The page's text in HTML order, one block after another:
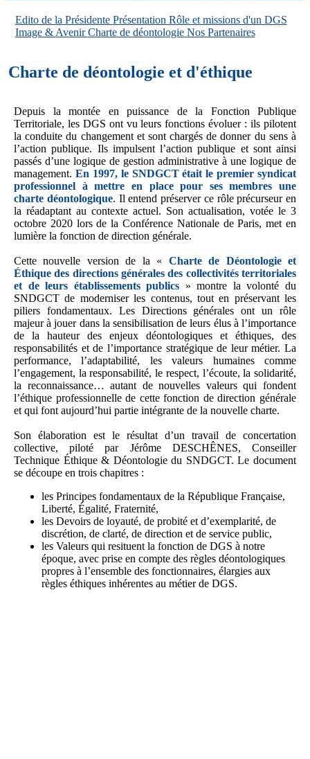
Edito de la Présidente Présentation Rôle et missions d'un DGS
Image & AvenirCharte de déontologie Nos Partenaires
Charte de déontologie et d'éthique
Depuis la montée en puissance de la Fonction Publique
Territoriale, les DGS ont vu leurs fonctions évoluer : ils pilotent
la conduite du changement et sont chargés de donner du sens à
l’action publique. Ils impulsent l’action publique et sont ainsi
passés d’une logique de gestion administrative à une logique de
management. En 1997, le SNDGCT était le premier syndicat
professionnel à mettre en place pour ses membres une
charte déontologique. Il entend préserver ce rôle précurseur en
la réadaptant au contexte actuel. Son actualisation, votée le 3
octobre 2020 lors de la Conférence Nationale de Paris, met en
lumière la fonction de direction générale.
Cette nouvelle version de la « Charte de Déontologie et
Éthique des directions générales des collectivités territoriales
et de leurs établissements publics » montre la volonté du
SNDGCT de moderniser les contenus, tout en préservant les
piliers fondamentaux. Les Directions générales ont un rôle
majeur à jouer dans la sensibilisation de leurs élus à l’importance
de la hauteur des enjeux déontologiques et éthiques, des
responsabilités et de l’importance stratégique de leur métier. La
performance, l’adaptabilité, les valeurs humaines comme
l’engagement, la responsabilité, le respect, l’écoute, la solidarité,
la reconnaissance… autant de nouvelles valeurs qui fondent
l’éthique professionnelle de cette fonction de direction générale
et qui font aujourd’hui partie intégrante de la nouvelle charte.
Son élaboration est le résultat d’un travail de concertation
collective, piloté par Jérôme DESCHÊNES, Conseiller
Technique Éthique & Déontologie du SNDGCT. Le document
se découpe en trois chapitres :
les Principes fondamentaux de la République Française,
Liberté, Égalité, Fraternité,
les Devoirs de loyauté, de probité et d’exemplarité, de
discrétion, de clarté, de direction et de service public,
les Valeurs qui resituent la fonction de DGS à notre
époque, avec prise en compte des règles déontologiques
propres à l’ensemble des fonctionnaires, élargies aux
règles éthiques inhérentes au métier de DGS.